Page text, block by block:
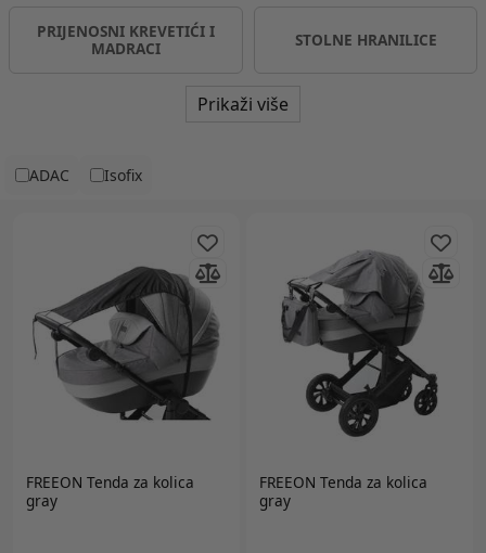
PRIJENOSNI KREVETIĆI I
MADRACI
STOLNE HRANILICE
Prikaži više
ADAC Isofix
FREEON Tenda za kolica
gray
FREEON Tenda za kolica
gray